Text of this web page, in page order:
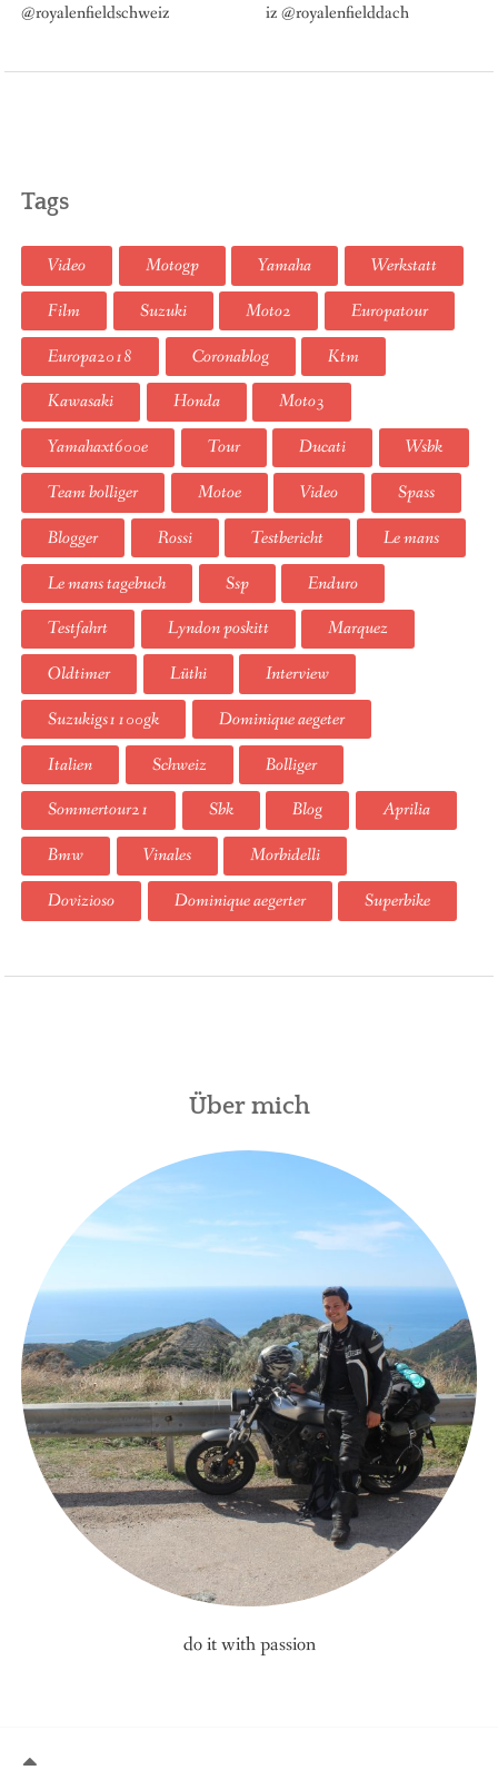
@royalenfieldschweiz
iz @royalenfielddach
Tags
Video Motogp Yamaha
Werkstatt
Film
Suzuki Moto2
Europatour
Europa2018
Coronablog
Ktm
Kawasaki
Honda
Moto3
Yamahaxt600e
Tour Ducati
Wsbk
Team bolliger
Motoe Video
Spass
Blogger
Rossi Testbericht
Le mans
Le mans tagebuch
Ssp
Enduro
Testfahrt
Lyndon poskitt
Marquez
Oldtimer
Lüthi
Interview
Suzukigs1100gk
Dominique aegeter
Italien
Schweiz
Bolliger
Sommertour21
Sbk Blog
Aprilia
Bmw
Vinales
Morbidelli
Dovizioso
Dominique aegerter Superbike
Über mich
do it with passion